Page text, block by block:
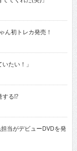
ん初トレカ発売！
たい！」
る!?
当がデビューDVDを発